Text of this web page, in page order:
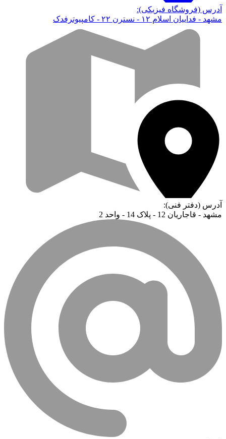
آدرس (فروشگاه فیزیکی):
مشهد - فداییان اسلام ۱۲ - نسترن ۲۲ - کامپیوترفدک
آدرس (دفتر فنی):
مشهد - قاجاریان 12 - پلاک 14 - واحد 2